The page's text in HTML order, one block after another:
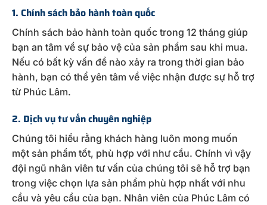
1. Chính sách bảo hành toàn quốc
Chính sách bảo hành toàn quốc trong 12 tháng giúp
bạn an tâm về sự bảo vệ của sản phẩm sau khi mua.
Nếu có bất kỳ vấn đề nào xảy ra trong thời gian bảo
hành, bạn có thể yên tâm về việc nhận được sự hỗ trợ
từ Phúc Lâm.
2. Dịch vụ tư vấn chuyên nghiệp
Chúng tôi hiểu rằng khách hàng luôn mong muốn
một sản phẩm tốt, phù hợp với như cầu. Chính vì vậy
đội ngũ nhân viên tư vấn của chúng tôi sẽ hỗ trợ bạn
trong việc chọn lựa sản phẩm phù hợp nhất với nhu
cầu và yêu cầu của bạn. Nhân viên của Phúc Lâm có